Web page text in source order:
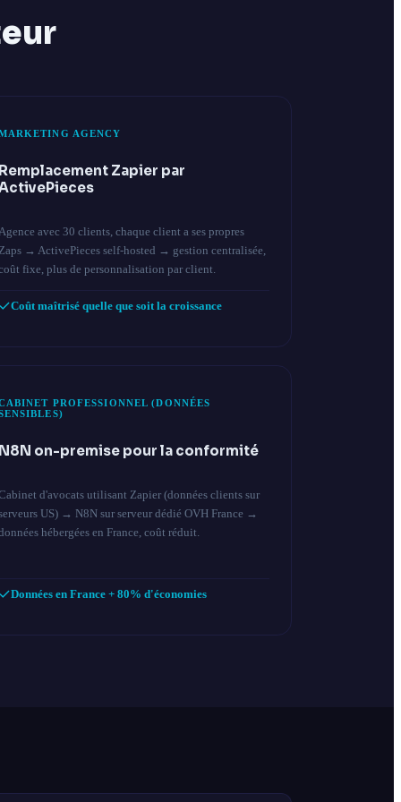
AGENCY
Remplacement Zapier par
Agence avec 30 clients, chaque client a ses propres
Zaps → ActivePieces self-hosted → gestion centralisée,
fixe, plus de personnalisation par client.
Coût maîtrisé quelle que soit la croissance
PROFESSIONNEL (DONNÉES
N8N on-premise pour la conformité
d'avocats utilisant Zapier (données clients sur
US) → N8N sur serveur dédié OVH France →
hébergées en France, coût réduit.
Données en France + 80% d'économies